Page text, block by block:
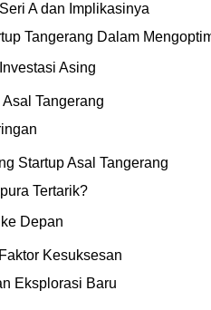
A dan Implikasinya
Tangerang Dalam
Asing
Tangerang
Startup Asal Tangerang
Tertarik?
Depan
Kesuksesan
Eksplorasi Baru